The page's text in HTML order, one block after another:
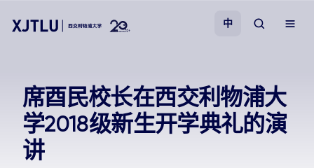
招生
科研
中
席酉民校长在西交利物浦大
学2018级新生开学典礼的演
讲